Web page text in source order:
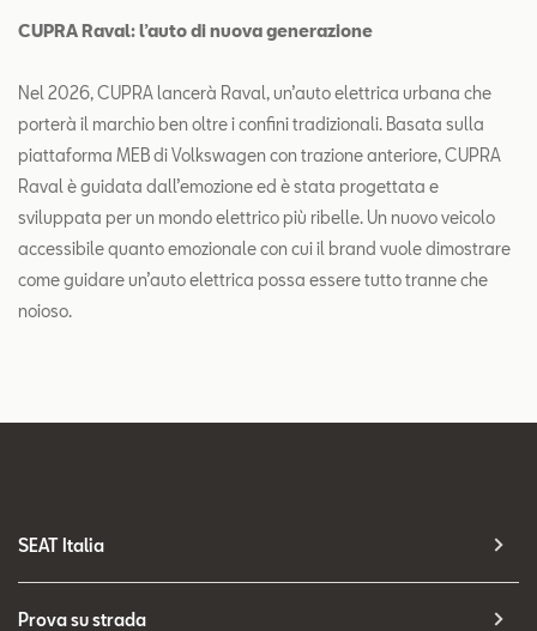
CUPRA Raval: l’auto di nuova generazione
Nel 2026, CUPRA lancerà Raval, un’auto elettrica urbana che
porterà il marchio ben oltre i confini tradizionali. Basata sulla
piattaforma MEB di Volkswagen con trazione anteriore, CUPRA
Raval è guidata dall’emozione ed è stata progettata e
sviluppata per un mondo elettrico più ribelle. Un nuovo veicolo
accessibile quanto emozionale con cui il brand vuole dimostrare
come guidare un’auto elettrica possa essere tutto tranne che
noioso.
SEAT Italia
Prova su strada